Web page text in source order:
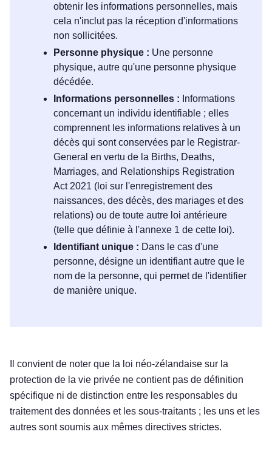
obtenir les informations personnelles, mais
cela n'inclut pas la réception d'informations
non sollicitées.
Personne physique : Une personne
physique, autre qu'une personne physique
décédée.
Informations personnelles : Informations
concernant un individu identifiable ; elles
comprennent les informations relatives à un
décès qui sont conservées par le Registrar-
General en vertu de la Births, Deaths,
Marriages, and Relationships Registration
Act 2021 (loi sur l'enregistrement des
naissances, des décès, des mariages et des
relations) ou de toute autre loi antérieure
(telle que définie à l'annexe 1 de cette loi).
Identifiant unique : Dans le cas d'une
personne, désigne un identifiant autre que le
nom de la personne, qui permet de l'identifier
de manière unique.
Il convient de noter que la loi néo-zélandaise sur la
protection de la vie privée ne contient pas de définition
spécifique ni de distinction entre les responsables du
traitement des données et les sous-traitants ; les uns et les
autres sont soumis aux mêmes directives strictes.